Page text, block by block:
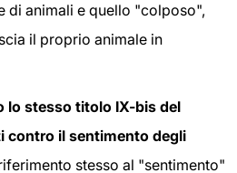
di animali e quello "colposo",
il proprio animale in
lo stesso titolo IX-bis del
contro il sentimento degli
stesso al "sentimento"